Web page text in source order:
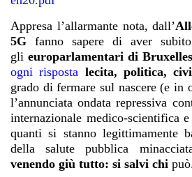
Appresa l’allarmante nota, dall’
5G fanno sapere di aver
gli europarlamentari di Bruxelles
ogni risposta lecita, politica,
grado di fermare sul nascere (e in
l’annunciata ondata repressiva
internazionale medico-scientifica
quanti si stanno legittimamente
della salute pubblica
venendo giù tutto: si salvi chi